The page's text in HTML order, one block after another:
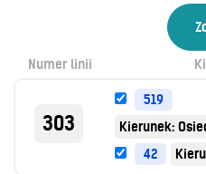
Regulamin
Honorowanie
Automaty
Sprzedaż
Open
Numer linii
303
519
Kierunek:
42